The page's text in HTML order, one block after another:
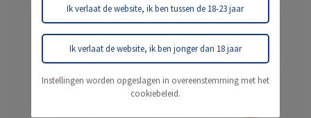
Ik verlaat de website, ik ben tussen de 18-23 jaar
Ik verlaat de website, ik ben jonger dan 18 jaar
Instellingen worden opgeslagen in overeenstemming met het
cookiebeleid.